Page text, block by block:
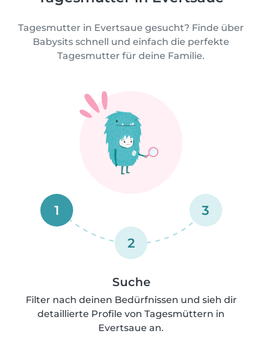
Tagesmutter in Evertsaue gesucht? Finde über
Babysits schnell und einfach die perfekte
Tagesmutter für deine Familie.
1
2
3
Suche
Filter nach deinen Bedürfnissen und sieh dir
detaillierte Profile von Tagesmüttern in
Evertsaue an.